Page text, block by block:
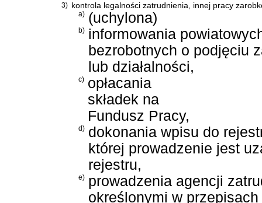
3) kontrola legalności zatrudnienia, innej pracy
a) (uchylona)
b) informowania
bezrobotnych o podjęciu
lub działalności,
c) opłacania
składek na
Fundusz Pracy,
d) dokonania wpisu do
której prowadzenie jest
rejestru,
e) prowadzenia agencji
określonymi w